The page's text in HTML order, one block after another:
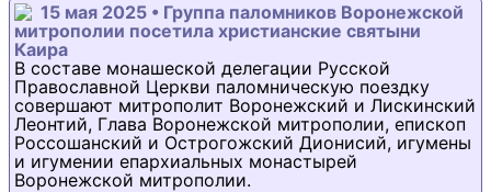
15 мая 2025 • Группа паломников Воронежской
митрополии посетила христианские святыни
Каира
В составе монашеской делегации Русской
Православной Церкви паломническую поездку
совершают митрополит Воронежский и Лискинский
Леонтий, Глава Воронежской митрополии, епископ
Россошанский и Острогожский Дионисий, игумены
и игумении епархиальных монастырей
Воронежской митрополии.